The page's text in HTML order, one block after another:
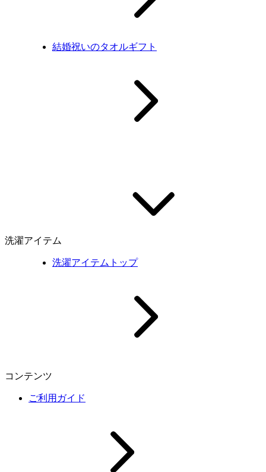
結婚祝いのタオルギフト
洗濯アイテム
洗濯アイテムトップ
コンテンツ
ご利用ガイド